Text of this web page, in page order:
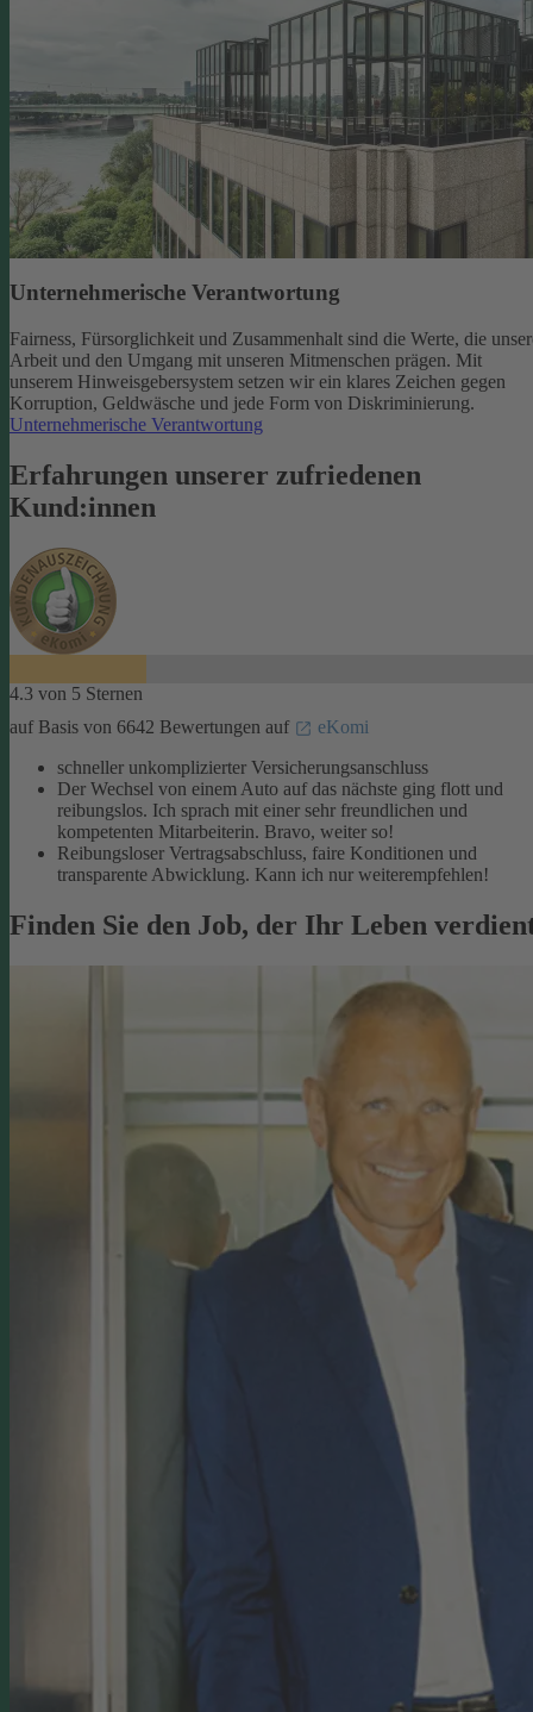
Unternehmerische Verantwortung
Fairness, Fürsorglichkeit und Zusammenhalt sind die Werte, die
Arbeit und den Umgang mit unseren Mitmenschen prägen. Mit
unserem Hinweisgebersystem setzen wir ein klares Zeichen gegen
Korruption, Geldwäsche und jede Form von Diskriminierung.
Unternehmerische Verantwortung
Erfahrungen unserer zufriedenen
Kund:innen
4.3 von 5 Sternen
auf Basis von 6642 Bewertungen auf
eKomi
schneller unkomplizierter Versicherungsanschluss
Der Wechsel von einem Auto auf das nächste ging flott und
reibungslos. Ich sprach mit einer sehr freundlichen und
kompetenten Mitarbeiterin. Bravo, weiter so!
Reibungsloser Vertragsabschluss, faire Konditionen und
transparente Abwicklung. Kann ich nur weiterempfehlen!
Finden Sie den Job, der Ihr Leben